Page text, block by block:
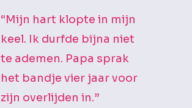
“Mijn hart klopte in mijn
keel. Ik durfde bijna niet
te ademen. Papa sprak
het bandje vier jaar voor
zijn overlijden in.”